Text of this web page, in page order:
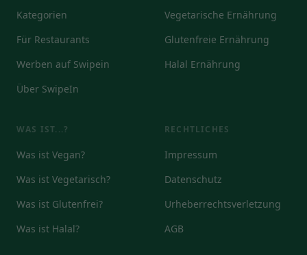
Kategorien
Für Restaurants
Werben auf Swipein
Über SwipeIn
Vegetarische Ernährung
Glutenfreie Ernährung
Halal Ernährung
WAS IST...?
Was ist Vegan?
Was ist Vegetarisch?
Was ist Glutenfrei?
Was ist Halal?
RECHTLICHES
Impressum
Datenschutz
Urheberrechtsverletzung
AGB